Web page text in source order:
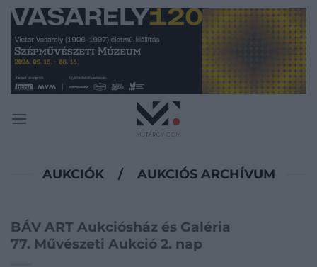
Skip
content
AUKCIÓK / AUKCIÓS ARCHÍVUM
BÁV ART Aukciósház és Galéria
77. Művészeti Aukció 2. nap